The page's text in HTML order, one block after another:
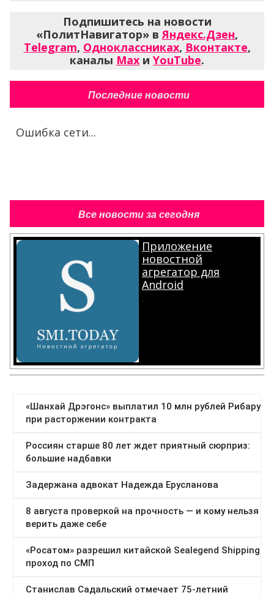
Подпишитесь на новости
«ПолитНавигатор» вЯндекс.Дзен,
Telegram, Одноклассниках, Вконтакте,
каналы Max и YouTube.
Последние новости
Ошибка сети...
Все новости за сегодня
Приложение
новостной
агрегатор для
Android
.